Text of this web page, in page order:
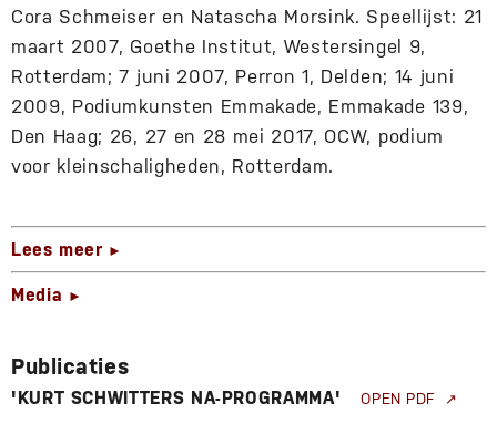
Cora Schmeiser en Natascha Morsink. Speellijst: 21
maart 2007, Goethe Institut, Westersingel 9,
Rotterdam; 7 juni 2007, Perron 1, Delden; 14 juni
2009, Podiumkunsten Emmakade, Emmakade 139,
Den Haag; 26, 27 en 28 mei 2017, OCW, podium
voor kleinschaligheden, Rotterdam.
Lees meer ►
Media ►
Publicaties
'KURT SCHWITTERS NA-PROGRAMMA' OPEN PDF